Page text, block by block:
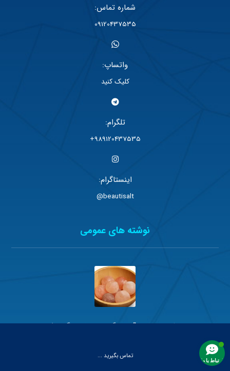
شماره تماس:
09120437535
واتساپ:
کلیک کنید
تلگرام:
989120437535+
اینستاگرام:
beautisalt@
نوشته های عمومی
خواص معجزه آسای گوی ماساژ سنگ نمک
تماس بگیرید ... ارتباط با ما